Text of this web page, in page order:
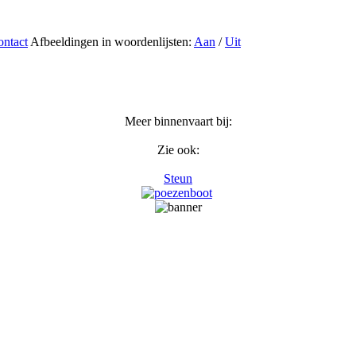
Afbeeldingen in woordenlijsten: Aan /Uit
Meer binnenvaart bij:
Zie ook:
Steun